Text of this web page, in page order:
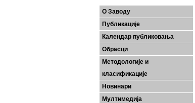
О Заводу
Публикације
Календар публиковања
Обрасци
Методологије и
класификације
Новинари
Мултимедија